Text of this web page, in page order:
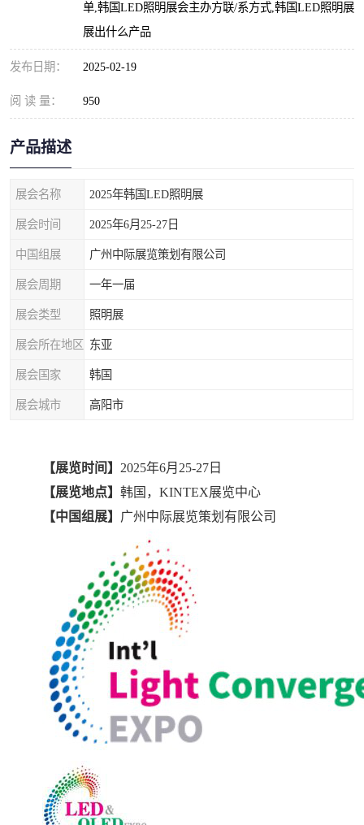
单,韩国LED照明展会主办方联/系方式,韩国LED照明展
展出什么产品
发布日期： 2025-02-19
阅 读 量： 950
产品描述
展会名称 2025年韩国LED照明展
展会时间 2025年6月25-27日
中国组展 广州中际展览策划有限公司
展会周期 一年一届
展会类型 照明展
展会所在地区 东亚
展会国家 韩国
展会城市 高阳市
【展览时间】 2025年6月 25-27 日
【展览地点】 韩国， KINTEX展览中心
【中国组展】 广州中际展览策划有限公司